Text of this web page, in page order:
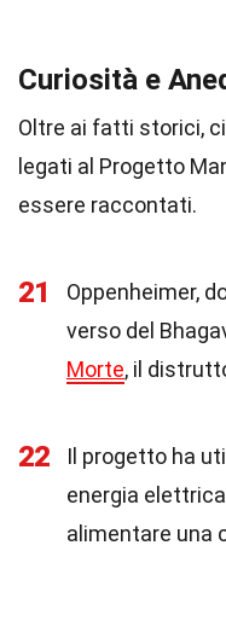
Curiosità e
Oltre ai fatti storici,
legati al Progetto
essere raccontati.
21
Oppenheimer,
verso del
Morte, il
22 Il progetto ha
energia
alimentare una